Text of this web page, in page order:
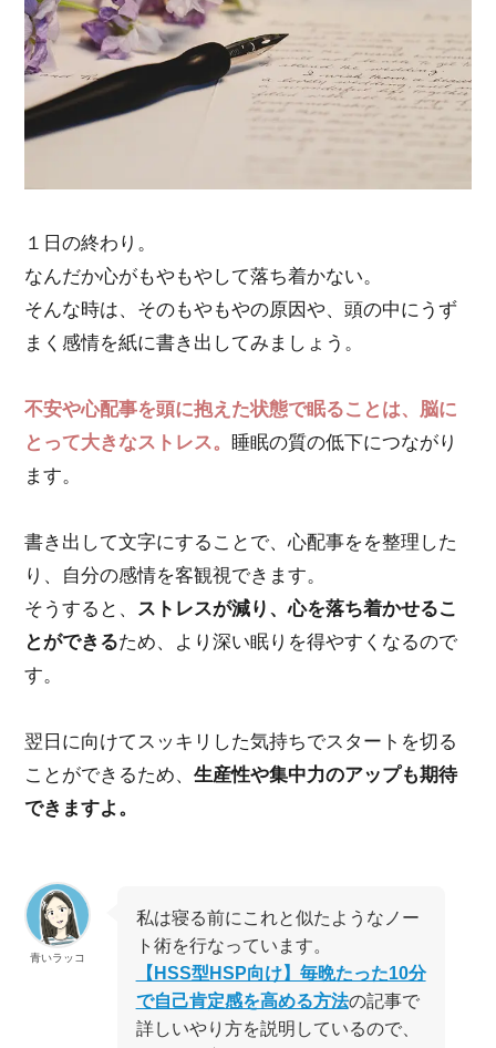
１日の終わり。
なんだか心がもやもやして落ち着かない。
そんな時は、そのもやもやの原因や、頭の中にうず
まく感情を紙に書き出してみましょう。
不安や心配事を頭に抱えた状態で眠ることは、脳に
とって大きなストレス。 睡眠の質の低下につながり
ます。
書き出して文字にすることで、心配事をを整理した
り、自分の感情を客観視できます。
そうすると、 ストレスが減り、心を落ち着かせるこ
とができるため、より深い眠りを得やすくなるので
す。
翌日に向けてスッキリした気持ちでスタートを切る
ことができるため、生産性や集中力のアップも期待
できますよ。
青いラッコ
私は寝る前にこれと似たようなノー
ト術を行なっています。
【HSS型HSP向け】毎晩たった10分
で自己肯定感を高める方法の記事で
詳しいやり方を説明しているので、